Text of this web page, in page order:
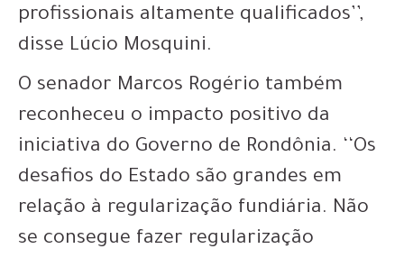
profissionais altamente qualificados’’,
disse Lúcio Mosquini.
O senador Marcos Rogério também
reconheceu o impacto positivo da
iniciativa do Governo de Rondônia. ‘‘Os
desafios do Estado são grandes em
relação à regularização fundiária. Não
se consegue fazer regularização